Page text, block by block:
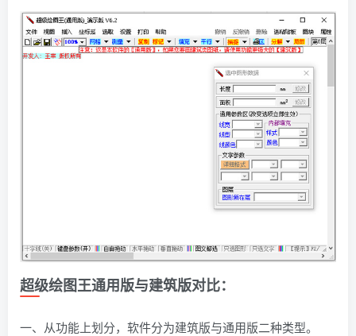
超级绘图王通用版与建筑版对比：
一、从功能上划分，软件分为建筑版与通用版二种类型。